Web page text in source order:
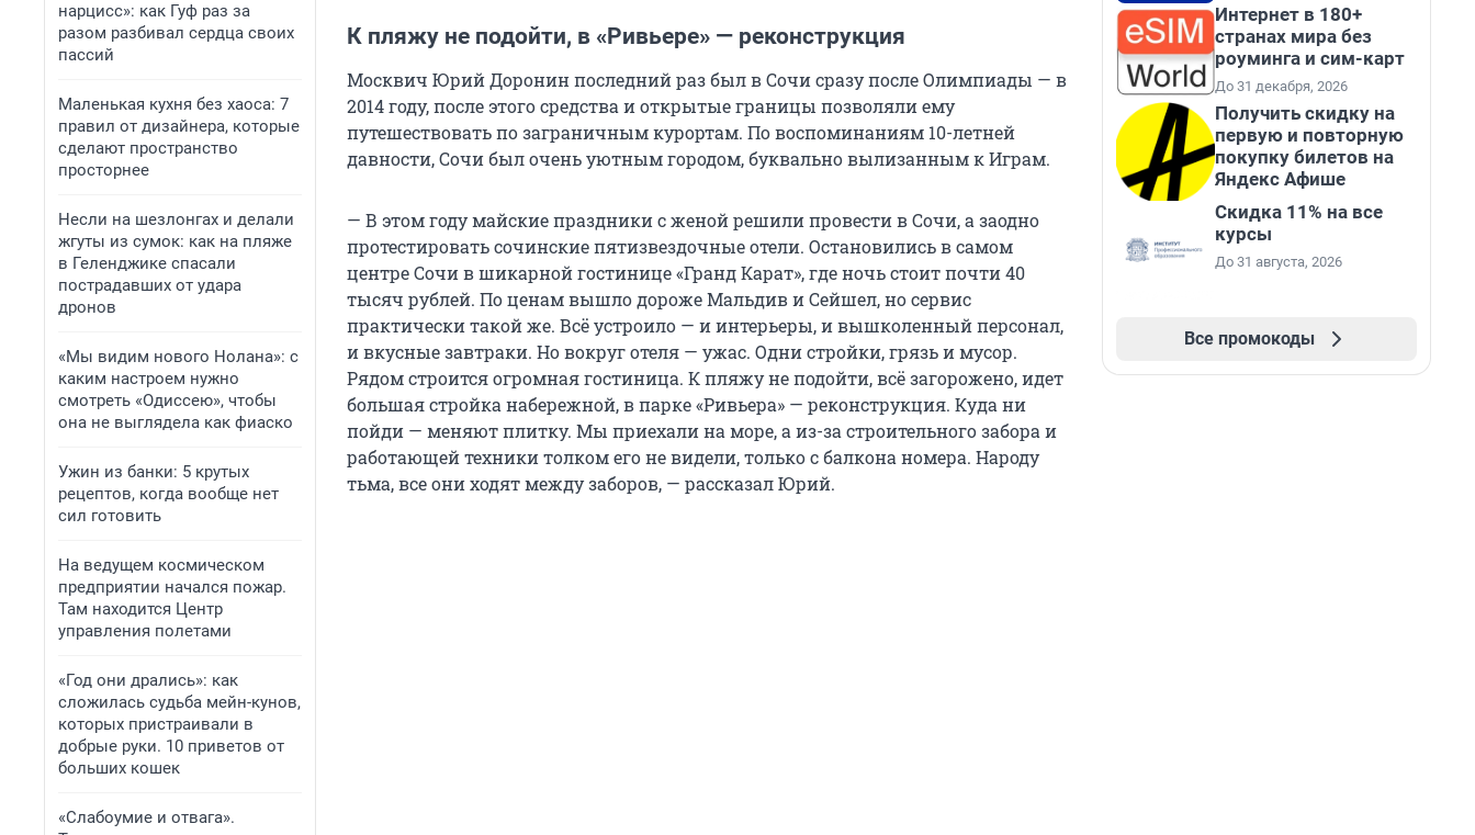
нарцисс»: как Гуф раз за
разом разбивал сердца своих
пассий
Маленькая кухня без хаоса: 7
правил от дизайнера, которые
сделают пространство
просторнее
Несли на шезлонгах и делали
жгуты из сумок: как на пляже
в Геленджике спасали
пострадавших от удара
дронов
«Мы видим нового Нолана»: с
каким настроем нужно
смотреть «Одиссею», чтобы
она не выглядела как фиаско
Ужин из банки: 5 крутых
рецептов, когда вообще нет
сил готовить
На ведущем космическом
предприятии начался пожар.
Там находится Центр
управления полетами
«Год они дрались»: как
сложилась судьба мейн-кунов,
которых пристраивали в
добрые руки. 10 приветов от
больших кошек
«Слабоумие и отвага».
К пляжу не подойти, в «Ривьере» — реконструкция
Москвич Юрий Доронин последний раз был в Сочи сразу после Олимпиады — в
2014 году, после этого средства и открытые границы позволяли ему
путешествовать по заграничным курортам. По воспоминаниям 10-летней
давности, Сочи был очень уютным городом, буквально вылизанным к Играм.
— В этом году майские праздники с женой решили провести в Сочи, а заодно
протестировать сочинские пятизвездочные отели. Остановились в самом
центре Сочи в шикарной гостинице «Гранд Карат», где ночь стоит почти 40
тысяч рублей. По ценам вышло дороже Мальдив и Сейшел, но сервис
практически такой же. Всё устроило — и интерьеры, и вышколенный персонал,
и вкусные завтраки. Но вокруг отеля — ужас. Одни стройки, грязь и мусор.
Рядом строится огромная гостиница. К пляжу не подойти, всё загорожено, идет
большая стройка набережной, в парке «Ривьера» — реконструкция. Куда ни
пойди — меняют плитку. Мы приехали на море, а из-за строительного забора и
работающей техники толком его не видели, только с балкона номера. Народу
тьма, все они ходят между заборов, — рассказал Юрий.
Интернет в 180+
странах мира без
роуминга и сим-карт
До 31 декабря, 2026
Получить скидку на
первую и повторную
покупку билетов на
Яндекс Афише
Скидка 11% на все
курсы
До 31 августа, 2026
Все промокоды